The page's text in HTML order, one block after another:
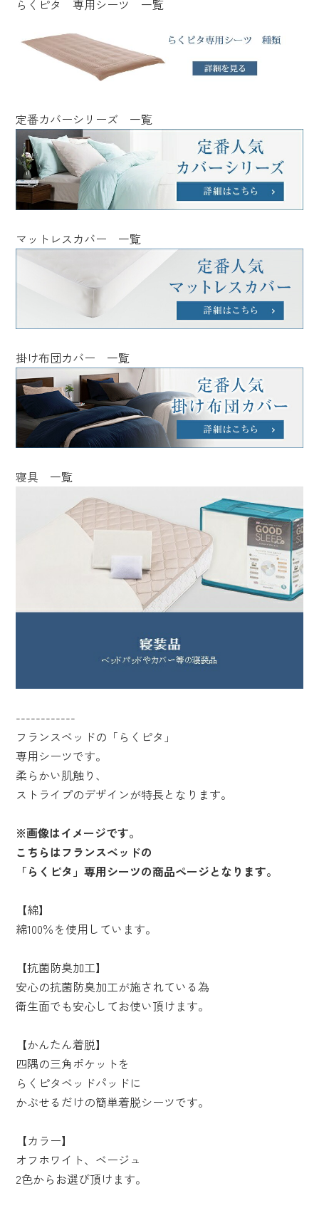
らくピタ 専用シーツ 一覧
定番カバーシリーズ 一覧
マットレスカバー 一覧
掛け布団カバー 一覧
寝具 一覧
------------
フランスベッドの「らくピタ」
専用シーツです。
柔らかい肌触り、
ストライプのデザインが特長となります。
※画像はイメージです。
こちらはフランスベッドの
「らくピタ」専用シーツの商品ページとなります。
【綿】
綿100％を使用しています。
【抗菌防臭加工】
安心の抗菌防臭加工が施されている為
衛生面でも安心してお使い頂けます。
【かんたん着脱】
四隅の三角ポケットを
らくピタベッドパッドに
かぶせるだけの簡単着脱シーツです。
【カラー】
オフホワイト、ベージュ
2色からお選び頂けます。